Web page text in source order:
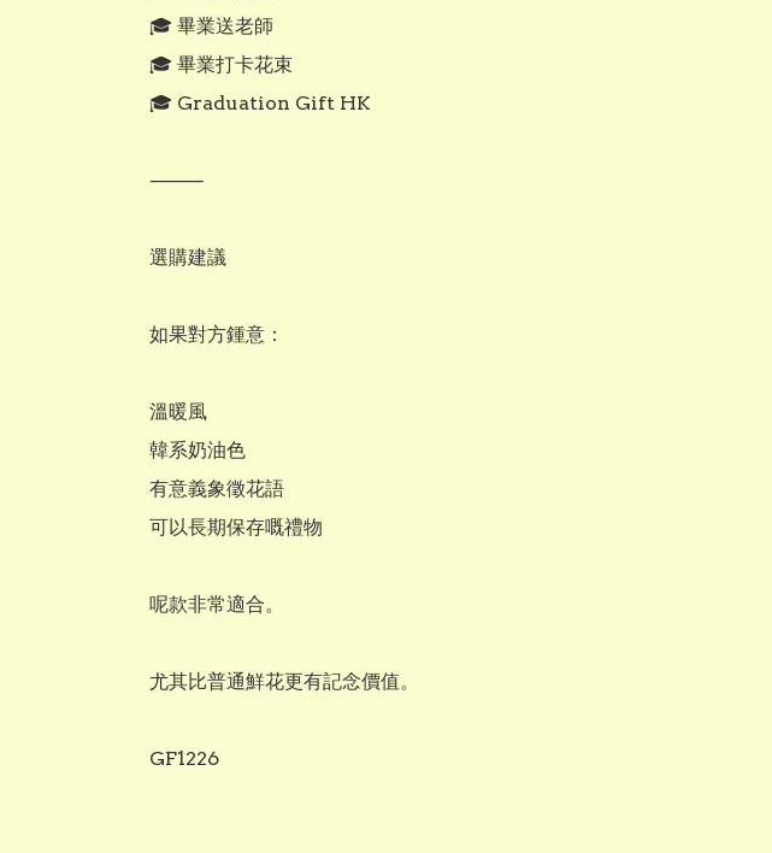
🎓 畢業送老師
🎓 畢業打卡花束
🎓 Graduation Gift HK
⸻
選購建議
如果對方鍾意：
溫暖風
韓系奶油色
有意義象徵花語
可以長期保存嘅禮物
呢款非常適合。
尤其比普通鮮花更有記念價值。
GF1226